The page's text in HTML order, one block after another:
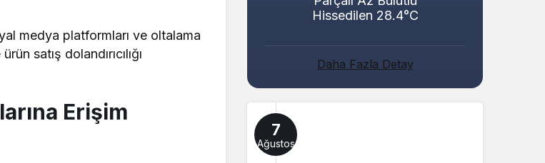
medya platformları ve oltalama
satış dolandırıcılığı
Erişim
Hissedilen 28.4°C
Daha Fazla Detay
7
Ağustos